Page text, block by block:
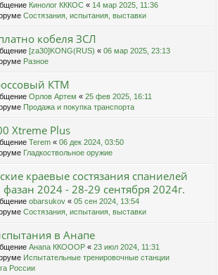
Кинолог КККОС « 14 мар 2025, 11:36
Состязания, испытания, выставки
кобеля ЗСЛ
[za30]KONG(RUS) « 06 мар 2025, 23:13
Разное
КТМ
Орлов Артем « 25 фев 2025, 16:11
Продажа и покупка транспорта
Xtreme Plus
Terem « 06 дек 2024, 03:50
Гладкоствольное оружие
краевые состязания спаниелей
2024 - 28-29 сентября 2024г.
obarsukov « 05 сен 2024, 13:54
Состязания, испытания, выставки
в Анапе
Анапа ККОООР « 23 июл 2024, 11:31
Испытательные тренировочные станции
России